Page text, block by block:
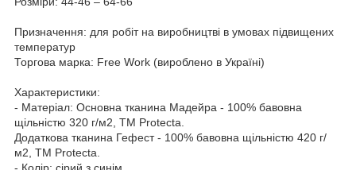
Призначення: для робіт на виробництві в умовах підвищених
температур
Торгова марка: Free Work (вироблено в Україні)
Характеристики:
- Матеріал: Основна тканина Мадейра - 100% бавовна
щільністю 320 г/м2, ТМ Protecta.
Додаткова тканина Гефест - 100% бавовна щільністю 420 г/
м2, ТМ Protecta.
- Колір: сірий з синім